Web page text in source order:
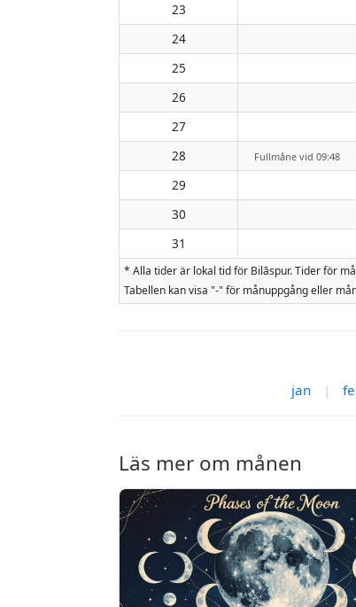
23
24
25
26
27
28
Fullmåne vid 09:48
29
30
31
* Alla tider är lokal tid för Bilāspur. Tider för
Tabellen kan visa "-" för månuppgång eller
jan |
Läs mer om månen